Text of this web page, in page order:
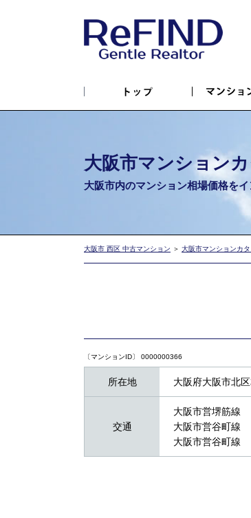
大阪市マンション
大阪市内のマンション相場価格を
大阪市 西区 中古マンション ＞ 大阪市マンションカ
〔マンションID〕 0000000366
所在地 大阪府大阪市北
交通
大阪市営堺筋線
大阪市営谷町線
大阪市営谷町線